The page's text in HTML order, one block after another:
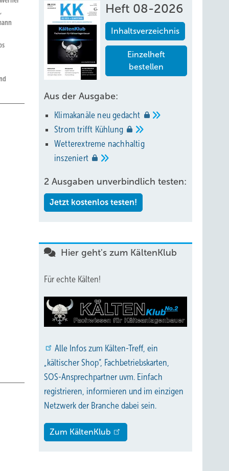
Heft 08-2026
Inhaltsverzeichnis
Einzelheft
bestellen
Aus der Ausgabe:
Klimakanäle neugedacht
Strom trifft Kühlung
Wetterextreme nachhaltig
inszeniert
2 Ausgaben unverbindlich testen:
Jetzt kostenlos testen!
Hier geht's zum KältenKlub
Für echte Kälten!
Alle Infos zum Kälten-Treff, ein
„kältischer Shop“, Fachbetriebskarten,
SOS-Ansprechpartner uvm. Einfach
registrieren, informieren und im einzigen
Netzwerk der Branche dabei sein.
Zum KältenKlub